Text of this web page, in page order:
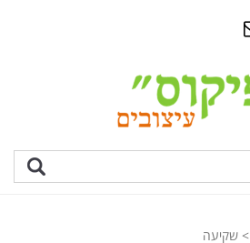
> שקיעה